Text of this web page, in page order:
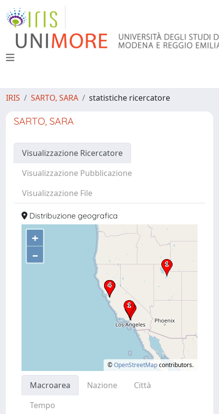
IRIS SARTO, SARA statistiche ricercatore
SARTO, SARA
Visualizzazione Ricercatore
Visualizzazione Pubblicazione
Visualizzazione File
Distribuzione geografica
+
–
©OpenStreetMapcontributors.
Macroarea Nazione
Città
Tempo